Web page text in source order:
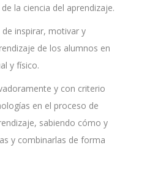
la ciencia del aprendizaje.
de inspirar, motivar y
de los alumnos en
y físico.
y con criterio
en el proceso de
sabiendo cómo y
y combinarlas de forma